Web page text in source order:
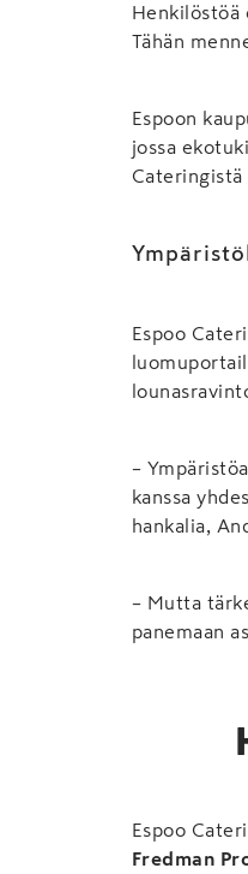
Henkilöstöä
Tähän
Espoon
jossa
Cateringistä
Espoo
–
kanssa
hankalia,
– Mutta
panemaan
Espoo
Fredman